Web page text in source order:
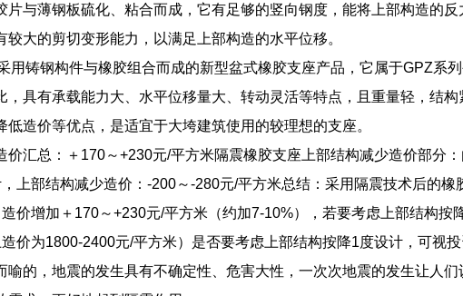
片与薄钢板硫化、粘合而成，它有足够的竖向钢度，能将上部构造的
大的剪切变形能力，以满足上部构造的水平位移。
用铸钢构件与橡胶组合而成的新型盆式橡胶支座产品，它属于GPZ系
，具有承载能力大、水平位移量大、转动灵活等特点，且重量轻，结
造价等优点，是适宜于大垮建筑使用的较理想的支座。
价汇总：＋170～+230元/平方米隔震橡胶支座上部结构减少造价部分
上部结构减少造价：-200～-280元/平方米总结：采用隔震技术后的橡
价增加＋170～+230元/平方米（约加7-10%），若要考虑上部结构按
价为1800-2400元/平方米）是否要考虑上部结构按降1度设计，可视投
喻的，地震的发生具有不确定性、危害大性，一次次地震的发生让人